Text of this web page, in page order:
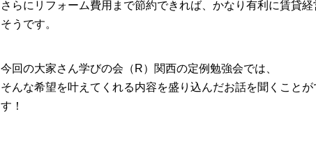
さらにリフォーム費用まで節約できれば、かなり有利に賃貸経
そうです。
今回の大家さん学びの会（R）関西の定例勉強会では、
そんな希望を叶えてくれる内容を盛り込んだお話を聞くことが
す！